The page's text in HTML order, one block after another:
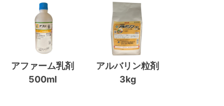
アファーム乳剤
500ml
アルバリン粒剤
3kg